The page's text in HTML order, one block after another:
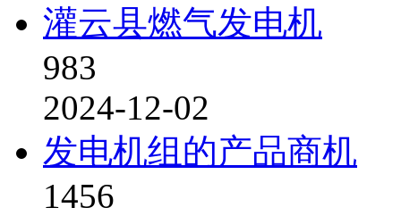
灌云县燃气发电机
983
2024-12-02
发电机组的产品商机
1456